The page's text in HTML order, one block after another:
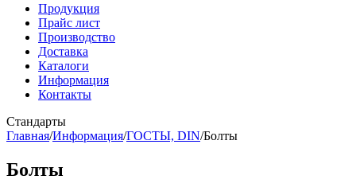
Продукция
Прайс лист
Производство
Доставка
Каталоги
Информация
Контакты
Стандарты
Главная/Информация/ГОСТЫ, DIN/Болты
Болты